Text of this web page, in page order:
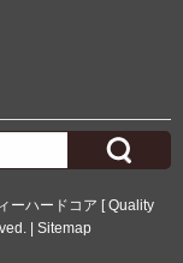
ーハードコア [ Quality
| Sitemap